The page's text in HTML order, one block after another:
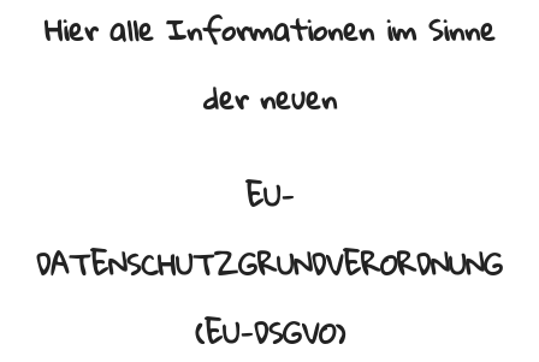
Hier alle Informationen im Sinne
der neuen
EU-
DATENSCHUTZGRUNDVERORDNUNG
(EU-DSGVO)